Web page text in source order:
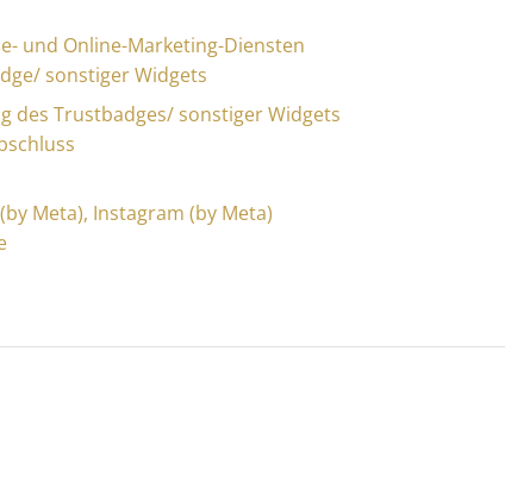
und Online-Marketing-Diensten
sonstiger Widgets
des Trustbadges/ sonstiger Widgets
Meta), Instagram (by Meta)